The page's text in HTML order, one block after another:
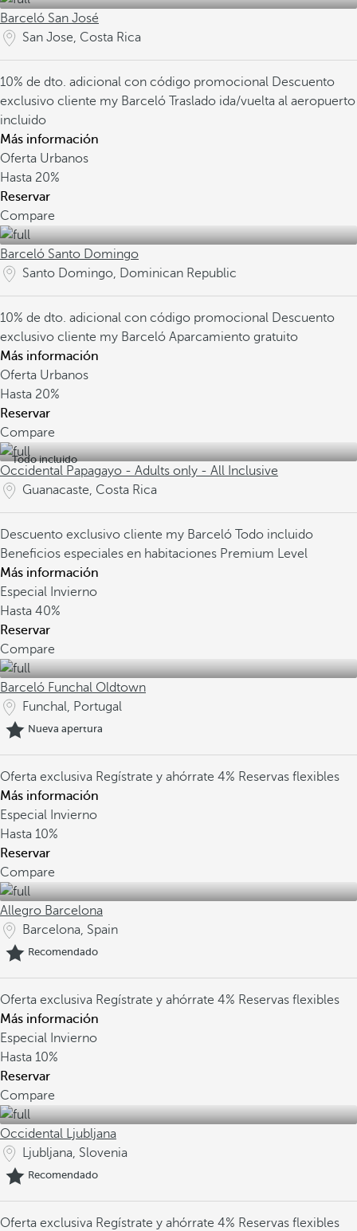
Barceló San José
San Jose, Costa Rica
10% de dto. adicional con código promocional Descuento
exclusivo cliente my Barceló Traslado ida/vuelta al aeropuerto
incluido
Más información
Oferta Urbanos
Hasta 20%
Reservar
Compare
Barceló Santo Domingo
Santo Domingo, Dominican Republic
10% de dto. adicional con código promocional Descuento
exclusivo cliente my Barceló Aparcamiento gratuito
Más información
Oferta Urbanos
Hasta 20%
Reservar
Compare
Todo incluido
Occidental Papagayo - Adults only - All Inclusive
Guanacaste, Costa Rica
Descuento exclusivo cliente my Barceló Todo incluido
Beneficios especiales en habitaciones Premium Level
Más información
Especial Invierno
Hasta 40%
Reservar
Compare
Barceló Funchal Oldtown
Funchal, Portugal
Nueva apertura
Oferta exclusiva Regístrate y ahórrate 4% Reservas flexibles
Más información
Especial Invierno
Hasta 10%
Reservar
Compare
Allegro Barcelona
Barcelona, Spain
Recomendado
Oferta exclusiva Regístrate y ahórrate 4% Reservas flexibles
Más información
Especial Invierno
Hasta 10%
Reservar
Compare
Occidental Ljubljana
Ljubljana, Slovenia
Recomendado
Oferta exclusiva Regístrate y ahórrate 4% Reservas flexibles